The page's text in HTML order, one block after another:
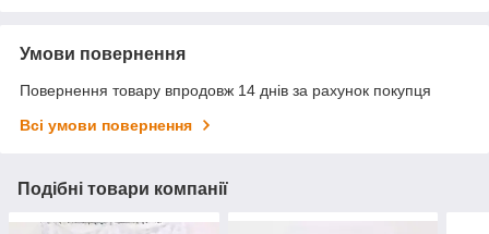
Умови повернення
Повернення товару впродовж 14 днів за рахунок покупця
Всі умови повернення
Подібні товари компанії